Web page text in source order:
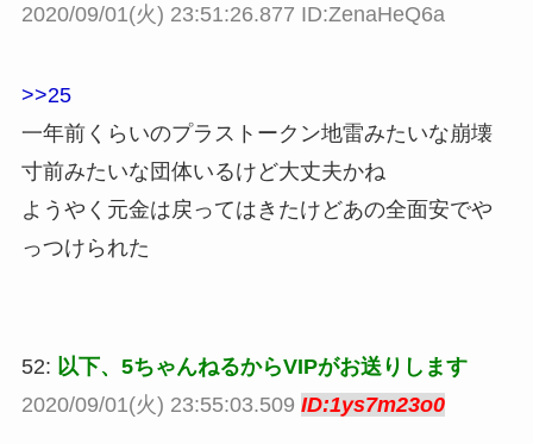
2020/09/01(火) 23:51:26.877 ID:ZenaHeQ6a
>>25
一年前くらいのプラストークン地雷みたいな崩壊
寸前みたいな団体いるけど大丈夫かね
ようやく元金は戻ってはきたけどあの全面安でや
っつけられた
52: 以下、5ちゃんねるからVIPがお送りします
2020/09/01(火) 23:55:03.509 ID:1ys7m23o0